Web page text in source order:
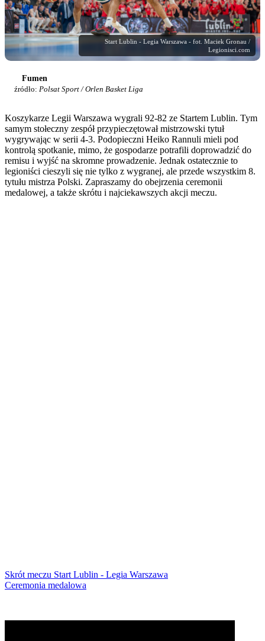
Start Lublin - Legia Warszawa - fot. Maciek Gronau /
Legionisci.com
Fumen
źródło: Polsat Sport / Orlen Basket Liga
Koszykarze Legii Warszawa wygrali 92-82 ze Startem Lublin. Tym
samym stołeczny zespół przypieczętował mistrzowski tytuł
wygrywając w serii 4-3. Podopieczni Heiko Rannuli mieli pod
kontrolą spotkanie, mimo, że gospodarze potrafili doprowadzić do
remisu i wyjść na skromne prowadzenie. Jednak ostatecznie to
legioniści cieszyli się nie tylko z wygranej, ale przede wszystkim 8.
tytułu mistrza Polski. Zapraszamy do obejrzenia ceremonii
medalowej, a także skrótu i najciekawszych akcji meczu.
Skrót meczu Start Lublin - Legia Warszawa
Ceremonia medalowa